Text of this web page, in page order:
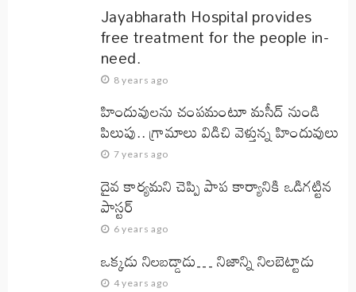
Jayabharath Hospital provides
free treatment for the people in-
need.
8 years ago
హిందువులను చంపమంటూ మసీద్ నుండి
పిలుపు.. గ్రామాలు విడిచి వెళ్తున్న హిందువులు
7 years ago
దైవ కార్యమని చెప్పి పాప కార్యానికి ఒడిగట్టిన
పాస్టర్
6 years ago
ఒక్కడు నిలబడ్డాడు… నిజాన్ని నిలబెట్టాడు
4 years ago